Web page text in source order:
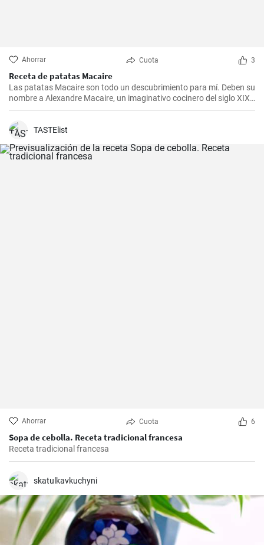
Ahorrar Cuota 3
Receta de patatas Macaire
Las patatas Macaire son todo un descubrimiento para mí. Deben su
nombre a Alexandre Macaire, un imaginativo cocinero del siglo XIX.
Este plato de patatas de sabor exquisito es en realidad muy sencillo
cocinar con mi familia los fines de semana, cuando podemos
¡tendrás una sabrosa receta de guarnición en tu repertorio culinario
en un abrir y cerrar de ojos!
TASTElist
Ahorrar Cuota 6
Sopa de cebolla. Receta tradicional francesa
Receta tradicional francesa
skatulkavkuchyni